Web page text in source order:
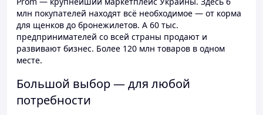
млн покупателей находят всё необходимое — от корма
для щенков до бронежилетов. А 60 тыс.
предпринимателей со всей страны продают и
развивают бизнес. Более 120 млн товаров в одном
месте.
Большой выбор — для любой
потребности